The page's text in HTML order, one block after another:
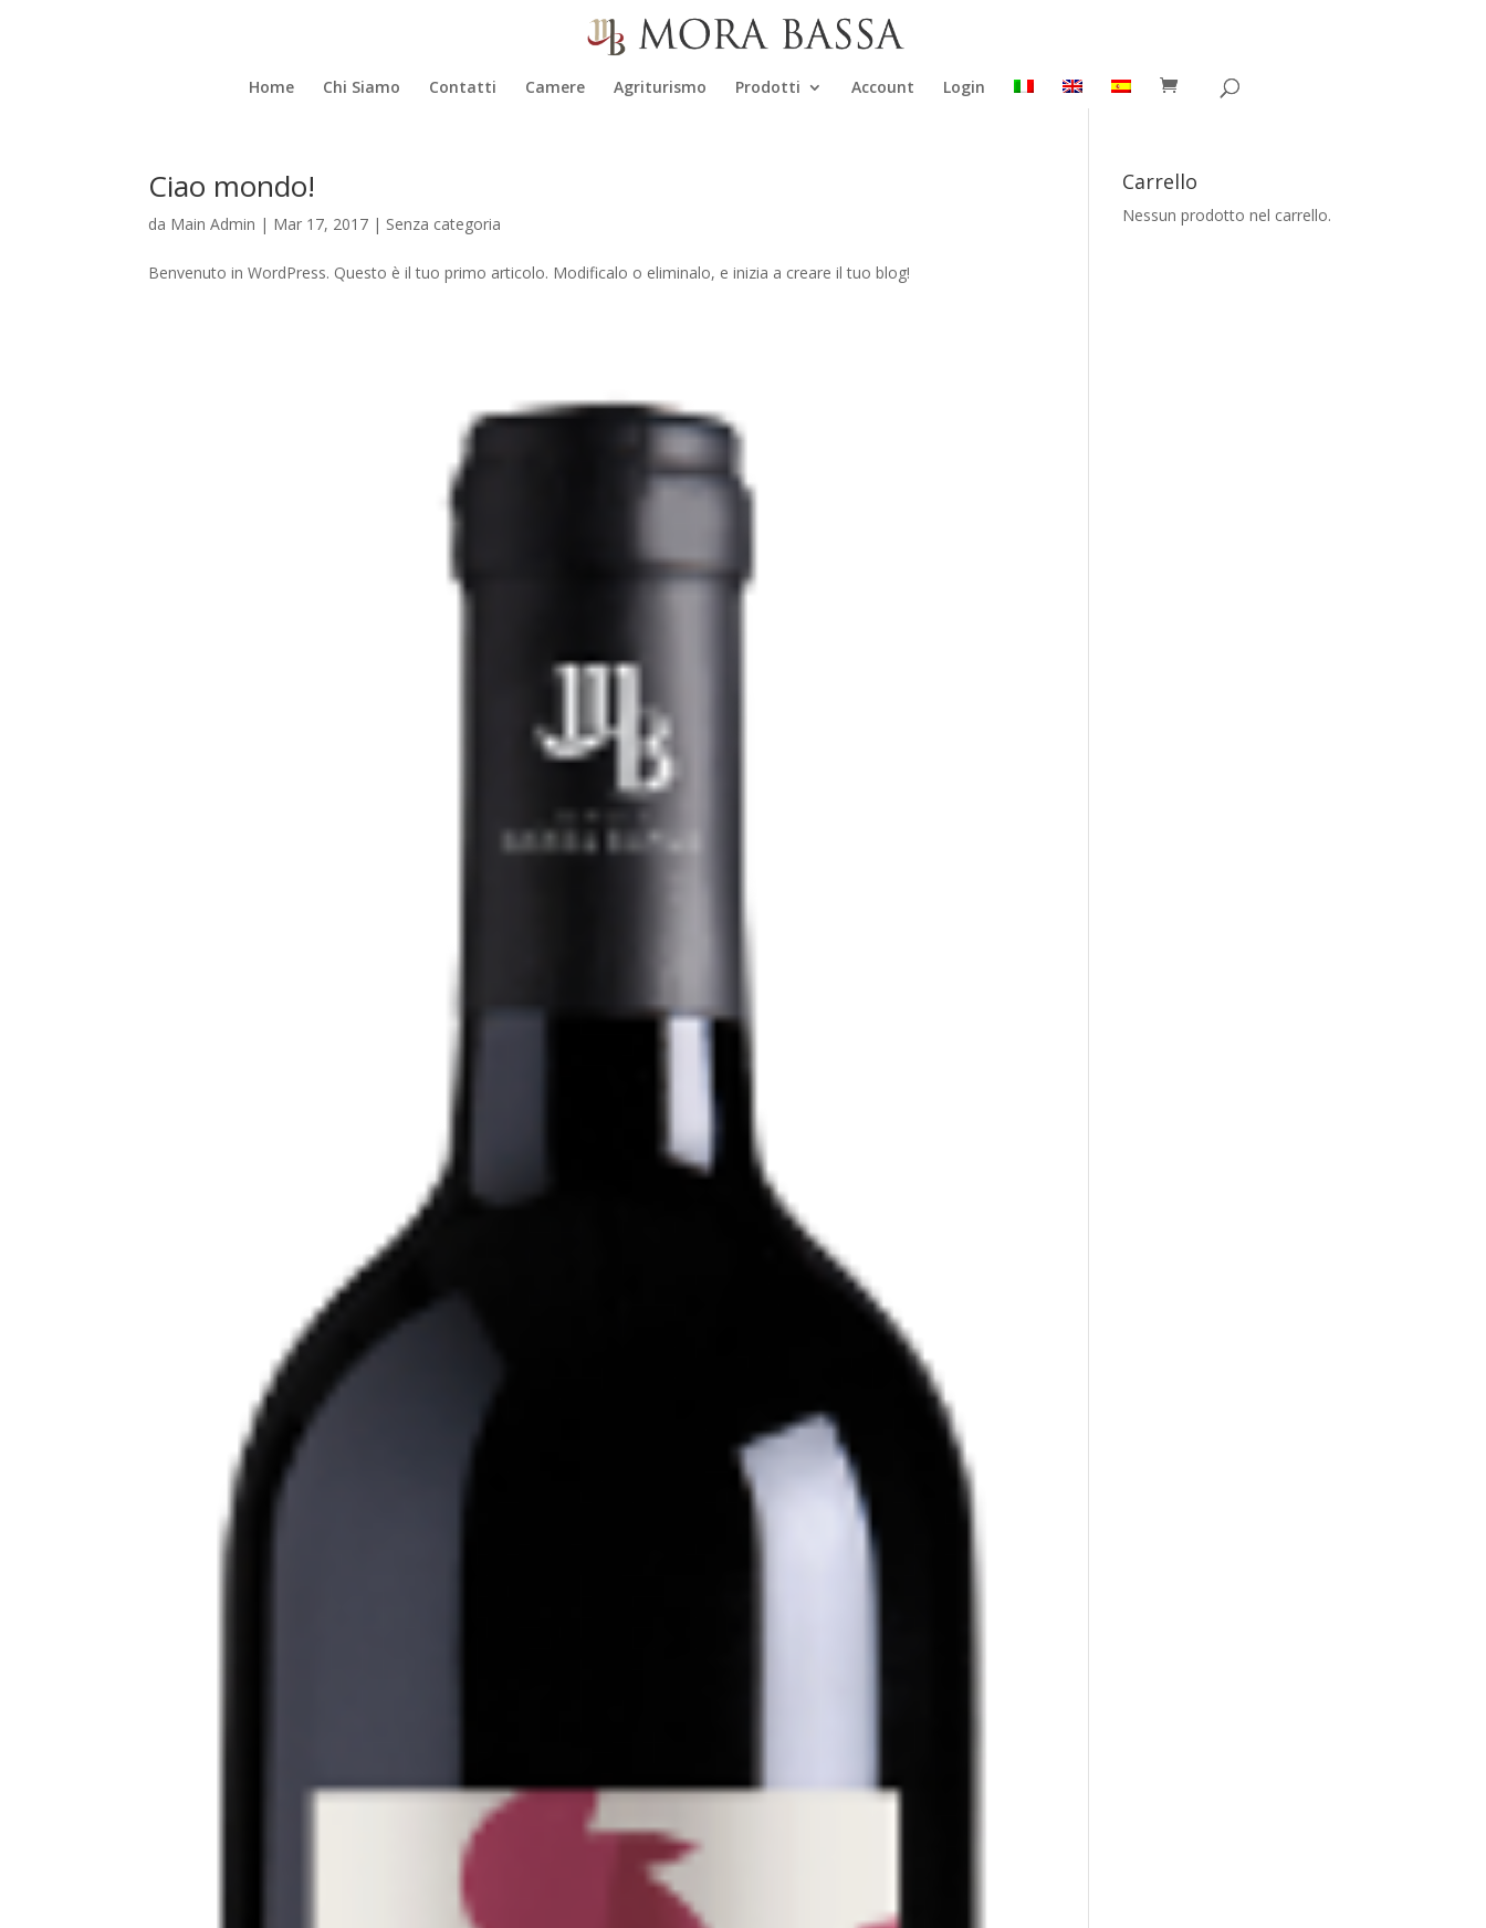
Home Chi Siamo Contatti Camere Agriturismo Prodotti Account Login
Ciao mondo!
da Main Admin | Mar 17, 2017 | Senza categoria
Benvenuto in WordPress. Questo è il tuo primo articolo. Modificalo o eliminalo, e inizia a creare il tuo blog!
Carrello
Nessun prodotto nel carrello.